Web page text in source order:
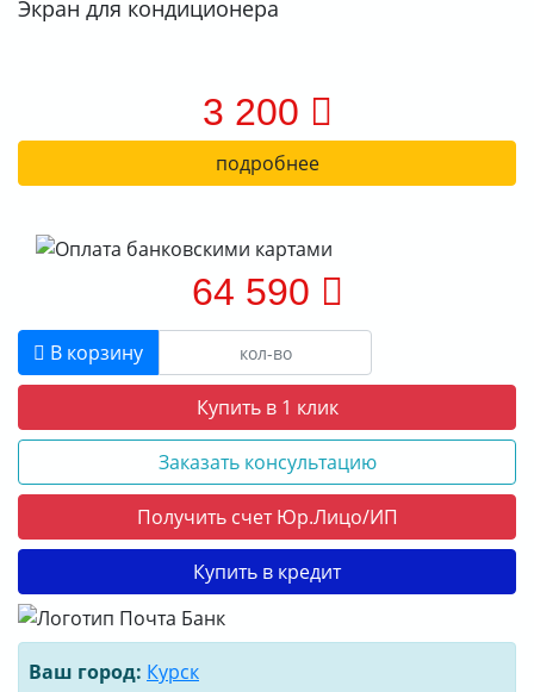
Экран для кондиционера
3 200
подробнее
64 590
В корзину
Купить в 1 клик
Заказать консультацию
Получить счет Юр.Лицо/ИП
Купить в кредит
Ваш город: Курск